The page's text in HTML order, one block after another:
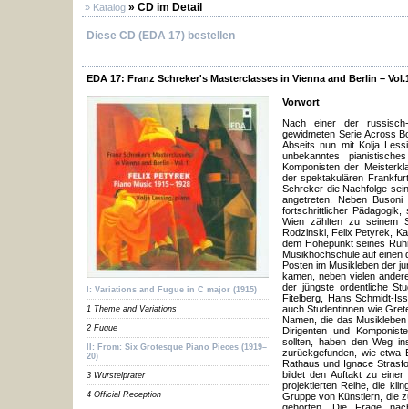
» Katalog » CD im Detail
Diese CD (EDA 17) bestellen
EDA 17: Franz Schreker's Masterclasses in Vienna and Berlin –
I: Variations and Fugue in C major (1915)
1 Theme and Variations
2 Fugue
II: From: Six Grotesque Piano Pieces (1919–
20)
3 Wurstelprater
4 Official Reception
Vorwort
Nach einer der
gewidmeten Serie Across
Abseits nun mit Kolja
unbekanntes
Komponisten der
der spektakulären
Schreker die Nachfolge
angetreten. Neben
fortschrittlicher
Wien zählten zu seinem
Rodzinski, Felix Petyrek,
dem Höhepunkt seines
Musikhochschule auf einen
Posten im Musikleben der
kamen, neben vielen
der jüngste ordentliche
Fitelberg, Hans Schmidt-
auch Studentinnen wie
Namen, die das
Dirigenten und
sollten, haben den Weg
zurückgefunden, wie etwa
Rathaus und Ignace
bildet den Auftakt zu
projektierten Reihe, die
Gruppe von Künstlern, die